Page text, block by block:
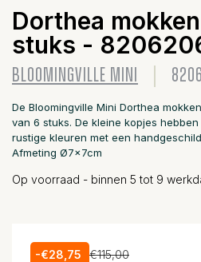
Dorthea
stuks -
BLOOMINGVILLE MINI
De Bloomingville Mini Dorthea
van 6 stuks. De kleine kopjes
rustige kleuren met een
Afmeting Ø7x7cm
Op voorraad - binnen 5 tot 9
-€28,75 €115,00